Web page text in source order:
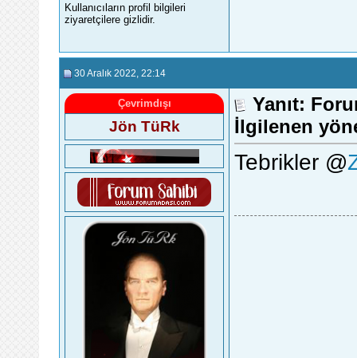
Kullanıcıların profil bilgileri
ziyaretçilere gizlidir.
30 Aralık 2022 , 22:14
Çevrimdışı
Jön TüRk
Yanıt:
İlgilenen
Tebrikler @